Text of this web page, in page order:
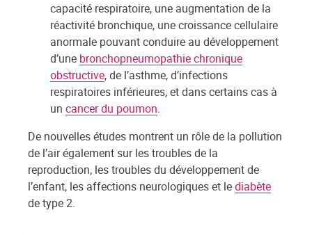
capacité respiratoire, une augmentation de la
réactivité bronchique, une croissance cellulaire
anormale pouvant conduire au développement
d’une bronchopneumopathie chronique
obstructive, de l’asthme, d’infections
respiratoires inférieures, et dans certains cas à
un cancer du poumon.
De nouvelles études montrent un rôle de la pollution
de l’air également sur les troubles de la
reproduction, les troubles du développement de
l’enfant, les affections neurologiques et lediabète
de type 2.